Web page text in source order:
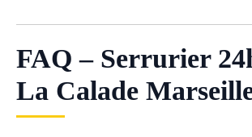
FAQ – Serrurier
La Calade